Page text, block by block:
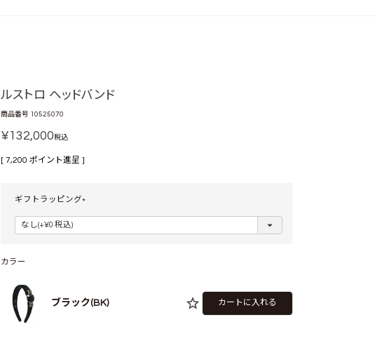
ルストロ ヘッドバンド
商品番号 10525070
¥132,000税込
[ 7,200 ポイント進呈 ]
ギフトラッピング
(
カラー
ブラック(BK) カートに入れる